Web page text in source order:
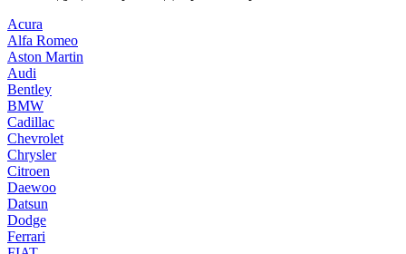
Acura
Alfa Romeo
Aston Martin
Audi
Bentley
BMW
Cadillac
Chevrolet
Chrysler
Citroen
Daewoo
Datsun
Dodge
Ferrari